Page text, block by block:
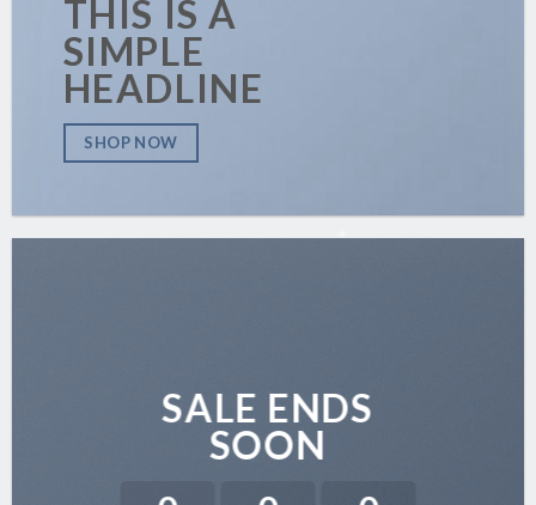
THIS IS A
SIMPLE
HEADLINE
SHOP NOW
SALE ENDS
SOON